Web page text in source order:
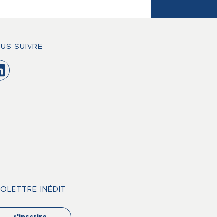
SUIVRE
INÉDIT